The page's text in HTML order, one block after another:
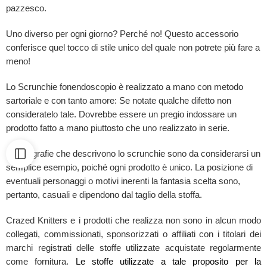
pazzesco.
Uno diverso per ogni giorno? Perché no! Questo accessorio
conferisce quel tocco di stile unico del quale non potrete più fare a
meno!
Lo Scrunchie fonendoscopio è realizzato a mano con metodo
sartoriale e con tanto amore: Se notate qualche difetto non
consideratelo tale. Dovrebbe essere un pregio indossare un
prodotto fatto a mano piuttosto che uno realizzato in serie.
Le fotografie che descrivono lo scrunchie sono da considerarsi un
semplice esempio, poiché ogni prodotto è unico. La posizione di
eventuali personaggi o motivi inerenti la fantasia scelta sono,
pertanto, casuali e dipendono dal taglio della stoffa.
Crazed Knitters e i prodotti che realizza non sono in alcun modo
collegati, commissionati, sponsorizzati o affiliati con i titolari dei
marchi registrati delle stoffe utilizzate acquistate regolarmente
come fornitura.
Le stoffe utilizzate a tale proposito per la